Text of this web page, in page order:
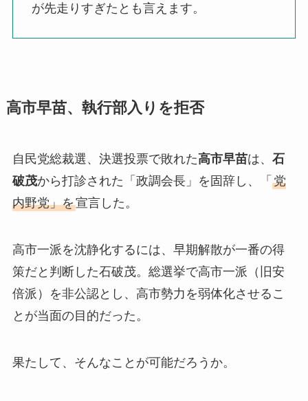
が先走りすぎたとも言えます。
高市早苗、執行部入りを拒否
自民党総裁選、決選投票で敗れた高市早苗は、 石
破茂から打診された「政調会長」を固辞し、「 党
内野党」を宣言した。
高市一派を沈静化するには、早期解散が一番の得
策だと判断した石破茂。総選挙で高市一派（旧安
倍派）を非公認とし、高市勢力を弱体化させるこ
とが当面の目的だった。
果たして、そんなことが可能だろうか。